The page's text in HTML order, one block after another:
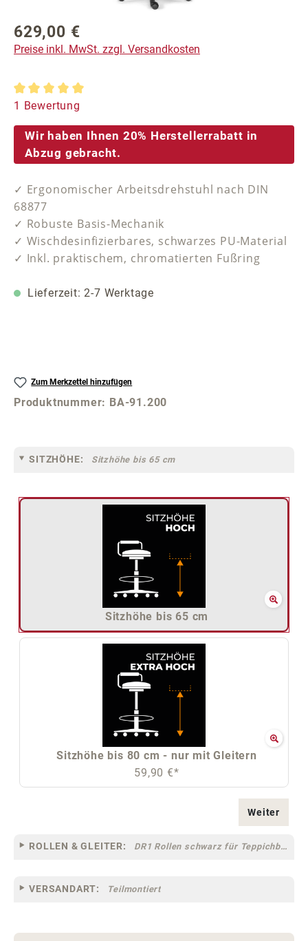
Regulärer Preis:
629,00 €
Preise inkl. MwSt. zzgl. Versandkosten
Durchschnittliche Bewertung von 5 von 5 Sternen
1 Bewertung
Wir haben Ihnen 20% Herstellerrabatt in
Abzug gebracht.
✓ Ergonomischer Arbeitsdrehstuhl nach DIN
68877
✓ Robuste Basis-Mechanik
✓ Wischdesinfizierbares, schwarzes PU-Material
✓ Inkl. praktischem, chromatierten Fußring
Lieferzeit: 2-7 Werktage
Zum Merkzettel hinzufügen
Produktnummer: BA-91.200
SITZHÖHE: Sitzhöhe bis 65 cm
Sitzhöhe bis 65 cm
Sitzhöhe bis 80 cm - nur mit Gleitern
59,90 €*
Weiter
ROLLEN & GLEITER: DR1 Rollen schwarz für Teppichböden [10]
VERSANDART: Teilmontiert